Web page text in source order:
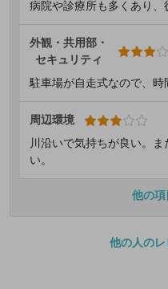
病院や診療所も多くあり、
外観・共用部・
セキュリティ
駐車場が自走式なので、時
周辺環境
川沿いで気持ちが良い。
い。
他の項
他の人の